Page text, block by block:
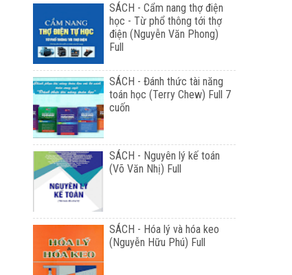
SÁCH - Cẩm nang thợ điện
học - Từ phổ thông tới thợ
điện (Nguyễn Văn Phong)
Full
SÁCH - Đánh thức tài năng
toán học (Terry Chew) Full 7
cuốn
SÁCH - Nguyên lý kế toán
(Võ Văn Nhị) Full
SÁCH - Hóa lý và hóa keo
(Nguyễn Hữu Phú) Full